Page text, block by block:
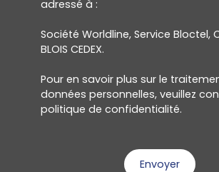
adressé à :
Société Worldline, Service Bloctel, CS
BLOIS CEDEX.
Pour en savoir plus sur le
données personnelles, veuillez
politique de confidentialité.
Envoyer